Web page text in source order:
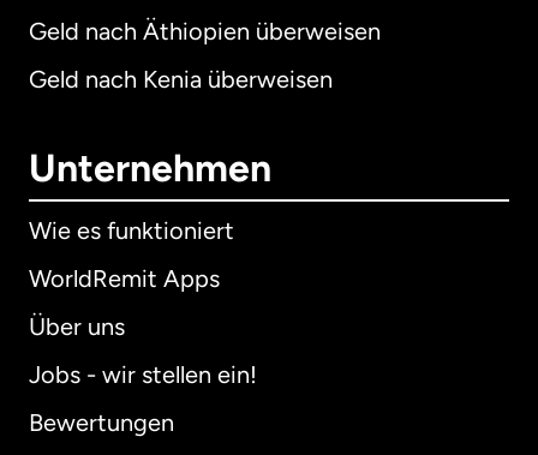
Geld nach Äthiopien überweisen
Geld nach Kenia überweisen
Unternehmen
Wie es funktioniert
WorldRemit Apps
Über uns
Jobs - wir stellen ein!
Bewertungen